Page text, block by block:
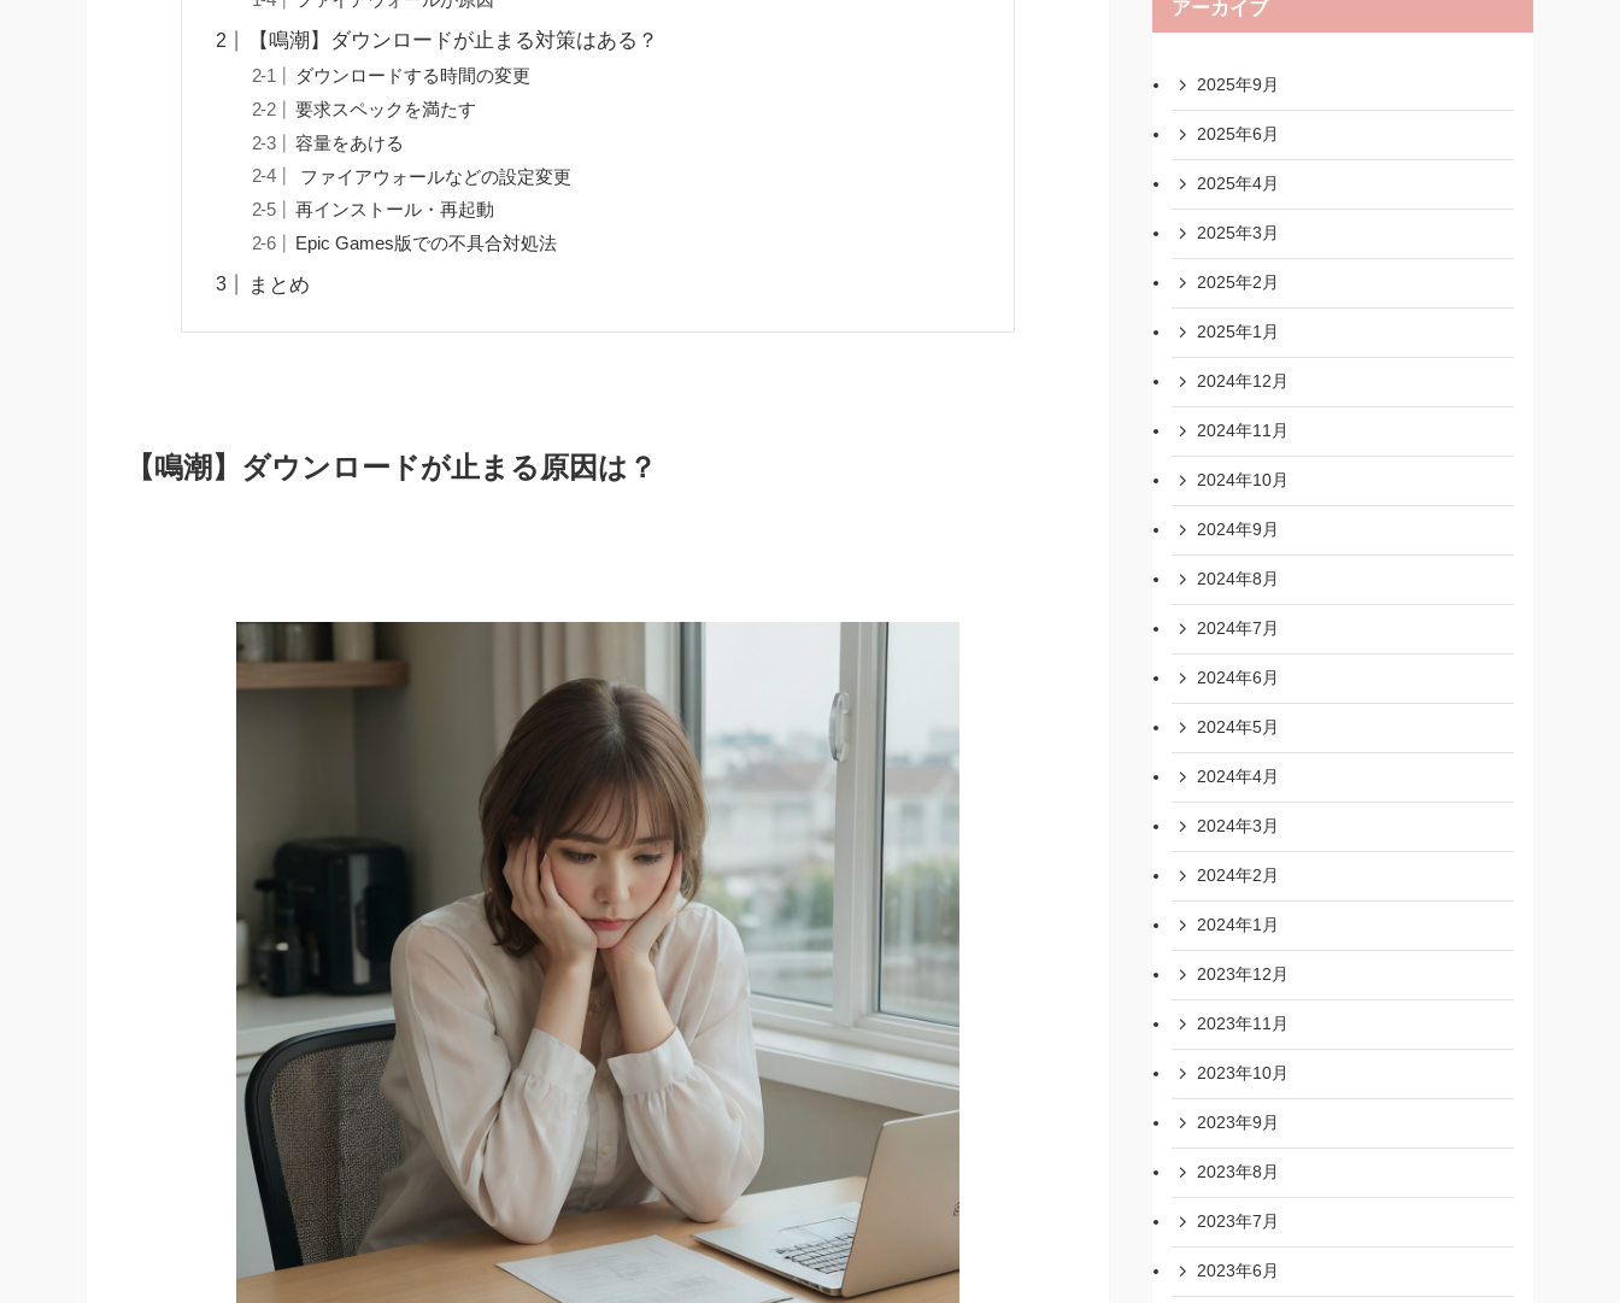
【鳴潮】ダウンロードが止まる対策はある？
ダウンロードする時間の変更
要求スペックを満たす
容量をあける
ファイアウォールなどの設定変更
再インストール・再起動
Epic Games版での不具合対処法
まとめ
【鳴潮】ダウンロードが止まる原因は？
アーカイブ
2025年9月
2025年6月
2025年4月
2025年3月
2025年2月
2025年1月
2024年12月
2024年11月
2024年10月
2024年9月
2024年8月
2024年7月
2024年6月
2024年5月
2024年4月
2024年3月
2024年2月
2024年1月
2023年12月
2023年11月
2023年10月
2023年9月
2023年8月
2023年7月
2023年6月